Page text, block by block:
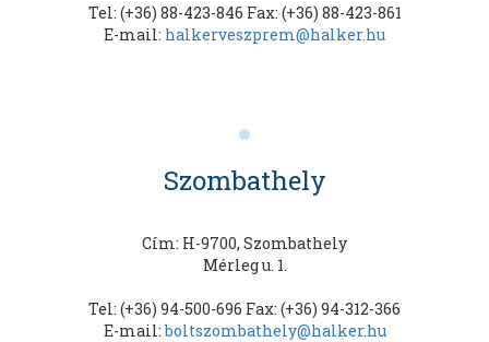
Tel: (+36) 88-423-846 Fax: (+36) 88-423-861
E-mail: halkerveszprem@halker.hu
Szombathely
Cím: H-9700, Szombathely
Mérleg u. 1.
Tel: (+36) 94-500-696 Fax: (+36) 94-312-366
E-mail:boltszombathely@halker.hu